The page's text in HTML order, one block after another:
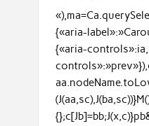
{«aria-
{«aria-